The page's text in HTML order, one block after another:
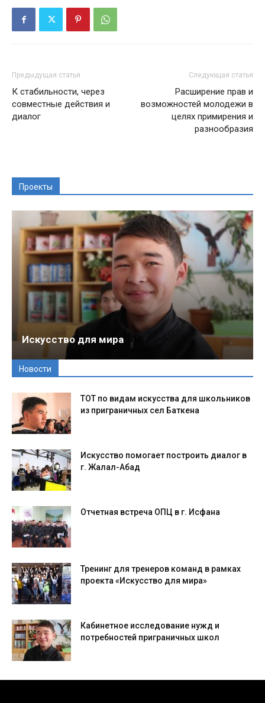
Предыдущая статья
К стабильности, через
совместные действия и
диалог
Следующая статья
Расширение прав и
возможностей молодежи в
целях примирения и
разнообразия
Проекты
Искусство для мира
Новости
ТОТ по видам искусства для школьников
из приграничных сел Баткена
Искусство помогает построить диалог в
г. Жалал-Абад
Отчетная встреча ОПЦ в г. Исфана
Тренинг для тренеров команд в рамках
проекта «Искусство для мира»
Кабинетное исследование нужд и
потребностей приграничных школ